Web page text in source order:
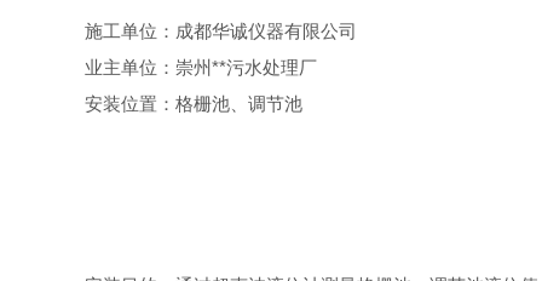
施工单位：成都华诚仪器有限公司
业主单位：崇州**污水处理厂
安装位置：格栅池、调节池